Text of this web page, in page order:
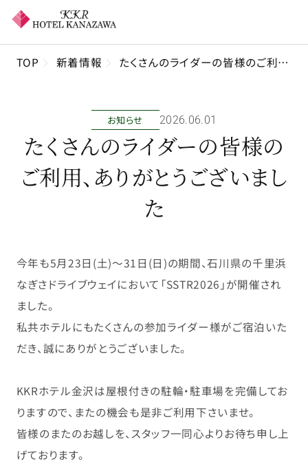
TOP 新着情報 たくさんのライダーの皆様のご利用、ありがとうございました
たくさんのライダーの皆様の
ご利用、ありがとうございまし
た
2026年06月01日
お知らせ
今年も5月23日(土)～31日(日)の期間、石川県の千里浜
なぎさドライブウェイにおいて「SSTR2026 」が開催され
ました。
私共ホテルにもたくさんの参加ライダー様がご宿泊いた
だき、 誠にありがとうございました。
KKRホテル金沢は屋根付きの駐輪・駐車場を完備してお
りますので、またの機会も是非ご利用下さいませ。
皆様のまたのお越しを、スタッフ一同心よりお待ち申し上
げております。